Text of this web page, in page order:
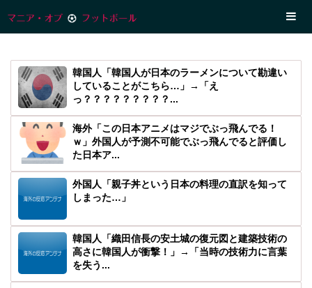
韓国人「韓国人が日本のラーメンについて勘違い
していることがこちら…」→「え
っ？？？？？？？？？...
海外「この日本アニメはマジでぶっ飛んでる！
ｗ」外国人が予測不可能でぶっ飛んでると評価し
た日本ア...
外国人「親子丼という日本の料理の直訳を知って
しまった…」
韓国人「織田信長の安土城の復元図と建築技術の
高さに韓国人が衝撃！」→「当時の技術力に言葉
を失う...